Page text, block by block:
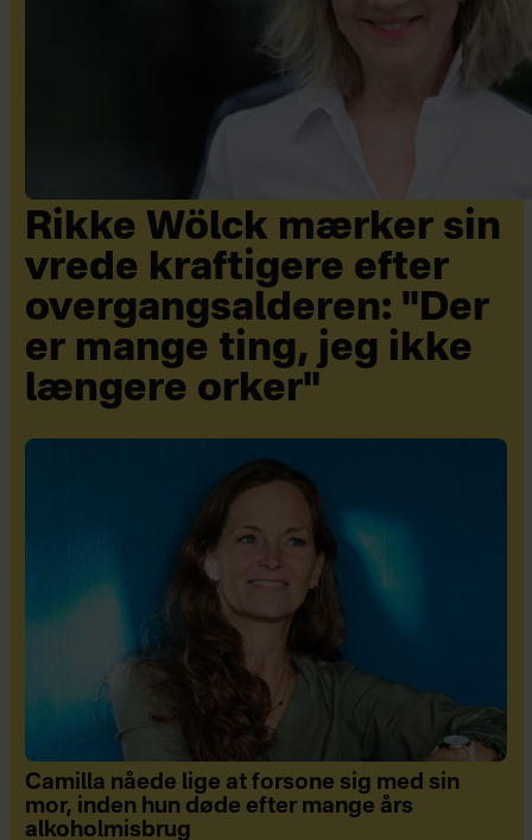
Rikke Wölck mærker sin
vrede kraftigere efter
overgangsalderen: "Der
er mange ting, jeg ikke
længere orker"
Camilla nåede lige at forsone sig med sin
mor, inden hun døde efter mange års
alkoholmisbrug